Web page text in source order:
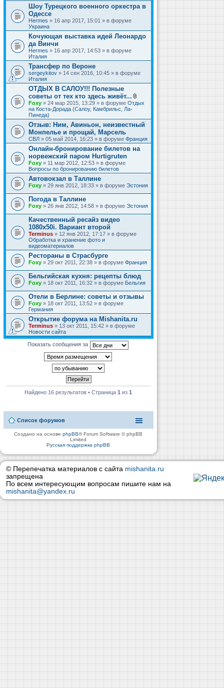
Шоу Турецкого военного оркестра в
Одессе
Hermes » 16 апр 2017, 15:01 » в форуме
Украина
Кочующая выставка идей Леонардо
да Винчи
Hermes » 16 апр 2017, 14:53 » в форуме
Италия
Трансфер по Вероне
sergeykitov » 14 сен 2016, 10:45 » в форуме
Италия
ОТДЫХ В САЛОУ!!! Полезные
советы от тех кто здесь живёт...
В
л
ж
е
и
я
Foxy » 24 мар 2015, 13:29 » в форуме Отдых
на Коста-Дорада (Салоу, Камбрильс, Ла-
Пинеда)
Отзыв: Ним, Авиньон, неизвестный
Монпелье и прощай, Марсель
СВЛ » 05 май 2014, 16:23 » в форуме Франция
Онлайн-бронирование билетов на
норвежский паром Hurtigruten
Foxy » 11 мар 2012, 12:53 » в форуме
Вопросы по бронированию билетов
Автовокзал в Таллине
Foxy » 29 янв 2012, 18:33 » в форуме Эстония
Погода в Таллине
Foxy » 26 янв 2012, 14:58 » в форуме Эстония
Качественный ресайз видео
1080x50i. Вариант второй
Terminus » 12 янв 2012, 17:17 » в форуме
Обработка и хранение фото и
видеоматериалов
Рестораны в Страсбурге
Foxy » 29 окт 2011, 22:38 » в форуме Франция
Бельгийская кухня: рецепты блюд
Foxy » 18 окт 2011, 16:32 » в форуме Бельгия
Отели в Берлине: советы и отзывы
Foxy » 18 окт 2011, 13:52 » в форуме
Германия
Открытие форума на Mishanita.ru
Terminus » 13 окт 2011, 15:42 » в форуме
Новости сайта
Показать сообщения за
Найдено 16 результатов • Страница1 из1
Список форумов
Создано на основеphpBB® Forum Software © phpBB
Limited
Русская поддержка phpBB
© Перепечатка материалов с сайта mishanita.ru
запрещена
По всем интересующим вопросам пишите нам на
mishanita@yandex.ru